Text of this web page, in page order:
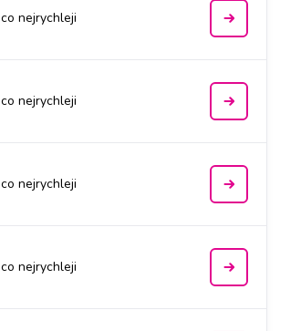
co nejrychleji
co nejrychleji
co nejrychleji
co nejrychleji